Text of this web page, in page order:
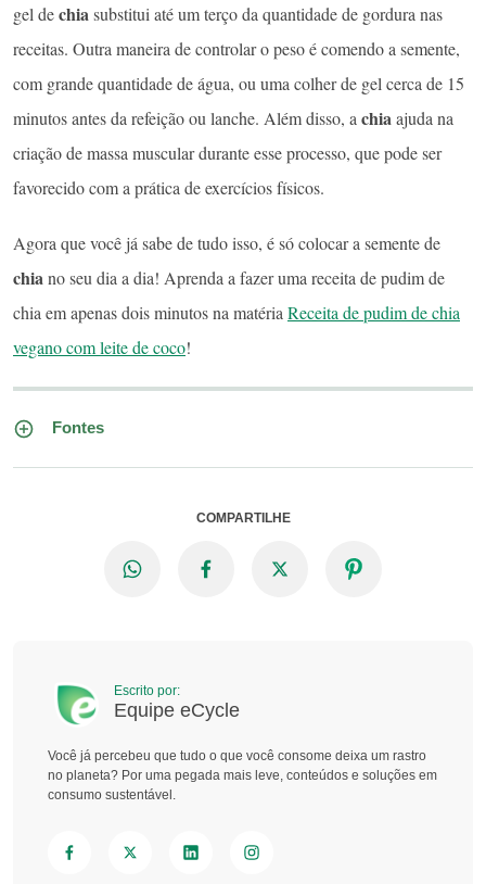
gel dechiasubstitui até um terço da quantidade de gordura nas
receitas. Outra maneira de controlar o peso é comendo a semente,
com grande quantidade de água, ou uma colher de gel cerca de 15
minutos antes da refeição ou lanche. Além disso, achiaajuda na
criação de massa muscular durante esse processo, que pode ser
favorecido com a prática de exercícios físicos.
Agora que você já sabe de tudo isso, é só colocar a semente de
chiano seu dia a dia! Aprenda a fazer uma receita de pudim de
chia em apenas dois minutos na matériaReceita de pudim de chia
vegano com leite de coco!
Fontes
COMPARTILHE
Escrito por:
Equipe eCycle
Você já percebeu que tudo o que você consome deixa um rastro
no planeta? Por uma pegada mais leve, conteúdos e soluções em
consumo sustentável.